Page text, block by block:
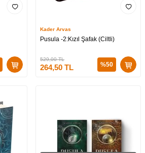
Kader Arvas
Pusula -2:Kızıl Şafak (Ciltli)
529,00TL
264,50 TL %50